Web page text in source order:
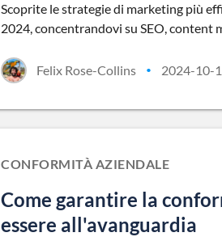
Scoprite le strategie di marketing più
2024, concentrandovi su SEO, content
Felix Rose-Collins • 2024-10-
CONFORMITÀ AZIENDALE
Come garantire la
essere all'avanguardia